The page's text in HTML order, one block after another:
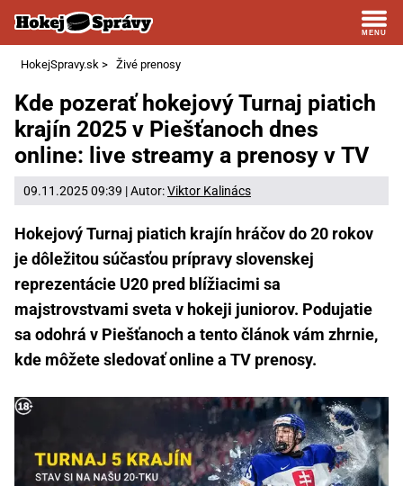
HokejSpravy.sk > Živé prenosy
Kde pozerať hokejový Turnaj piatich
krajín 2025 v Piešťanoch dnes
online: live streamy a prenosy v TV
09.11.2025 09:39 | Autor:Viktor Kalinács
Hokejový Turnaj piatich krajín hráčov do 20 rokov
je dôležitou súčasťou prípravy slovenskej
reprezentácie U20 pred blížiacimi sa
majstrovstvami sveta v hokeji juniorov. Podujatie
sa odohrá v Piešťanoch a tento článok vám zhrnie,
kde môžete sledovať online a TV prenosy.